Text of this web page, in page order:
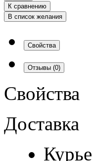
К сравнению
В список желания
Свойства
Отзывы (0)
Свойства
Доставка